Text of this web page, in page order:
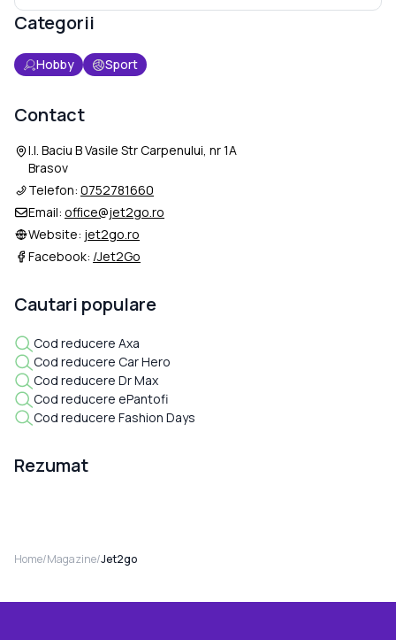
Categorii
Hobby Sport
Contact
I.I. Baciu B Vasile Str Carpenului, nr 1A
Brasov
Telefon: 0752781660
Email: office@jet2go.ro
Website: jet2go.ro
Facebook: /Jet2Go
Cautari populare
Cod reducere Axa
Cod reducere Car Hero
Cod reducere Dr Max
Cod reducere ePantofi
Cod reducere Fashion Days
Rezumat
Home/Magazine/Jet2go